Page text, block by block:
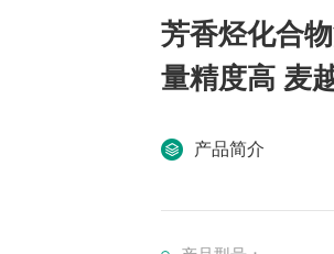
芳香烃化合
量精度高 麦
产品简介